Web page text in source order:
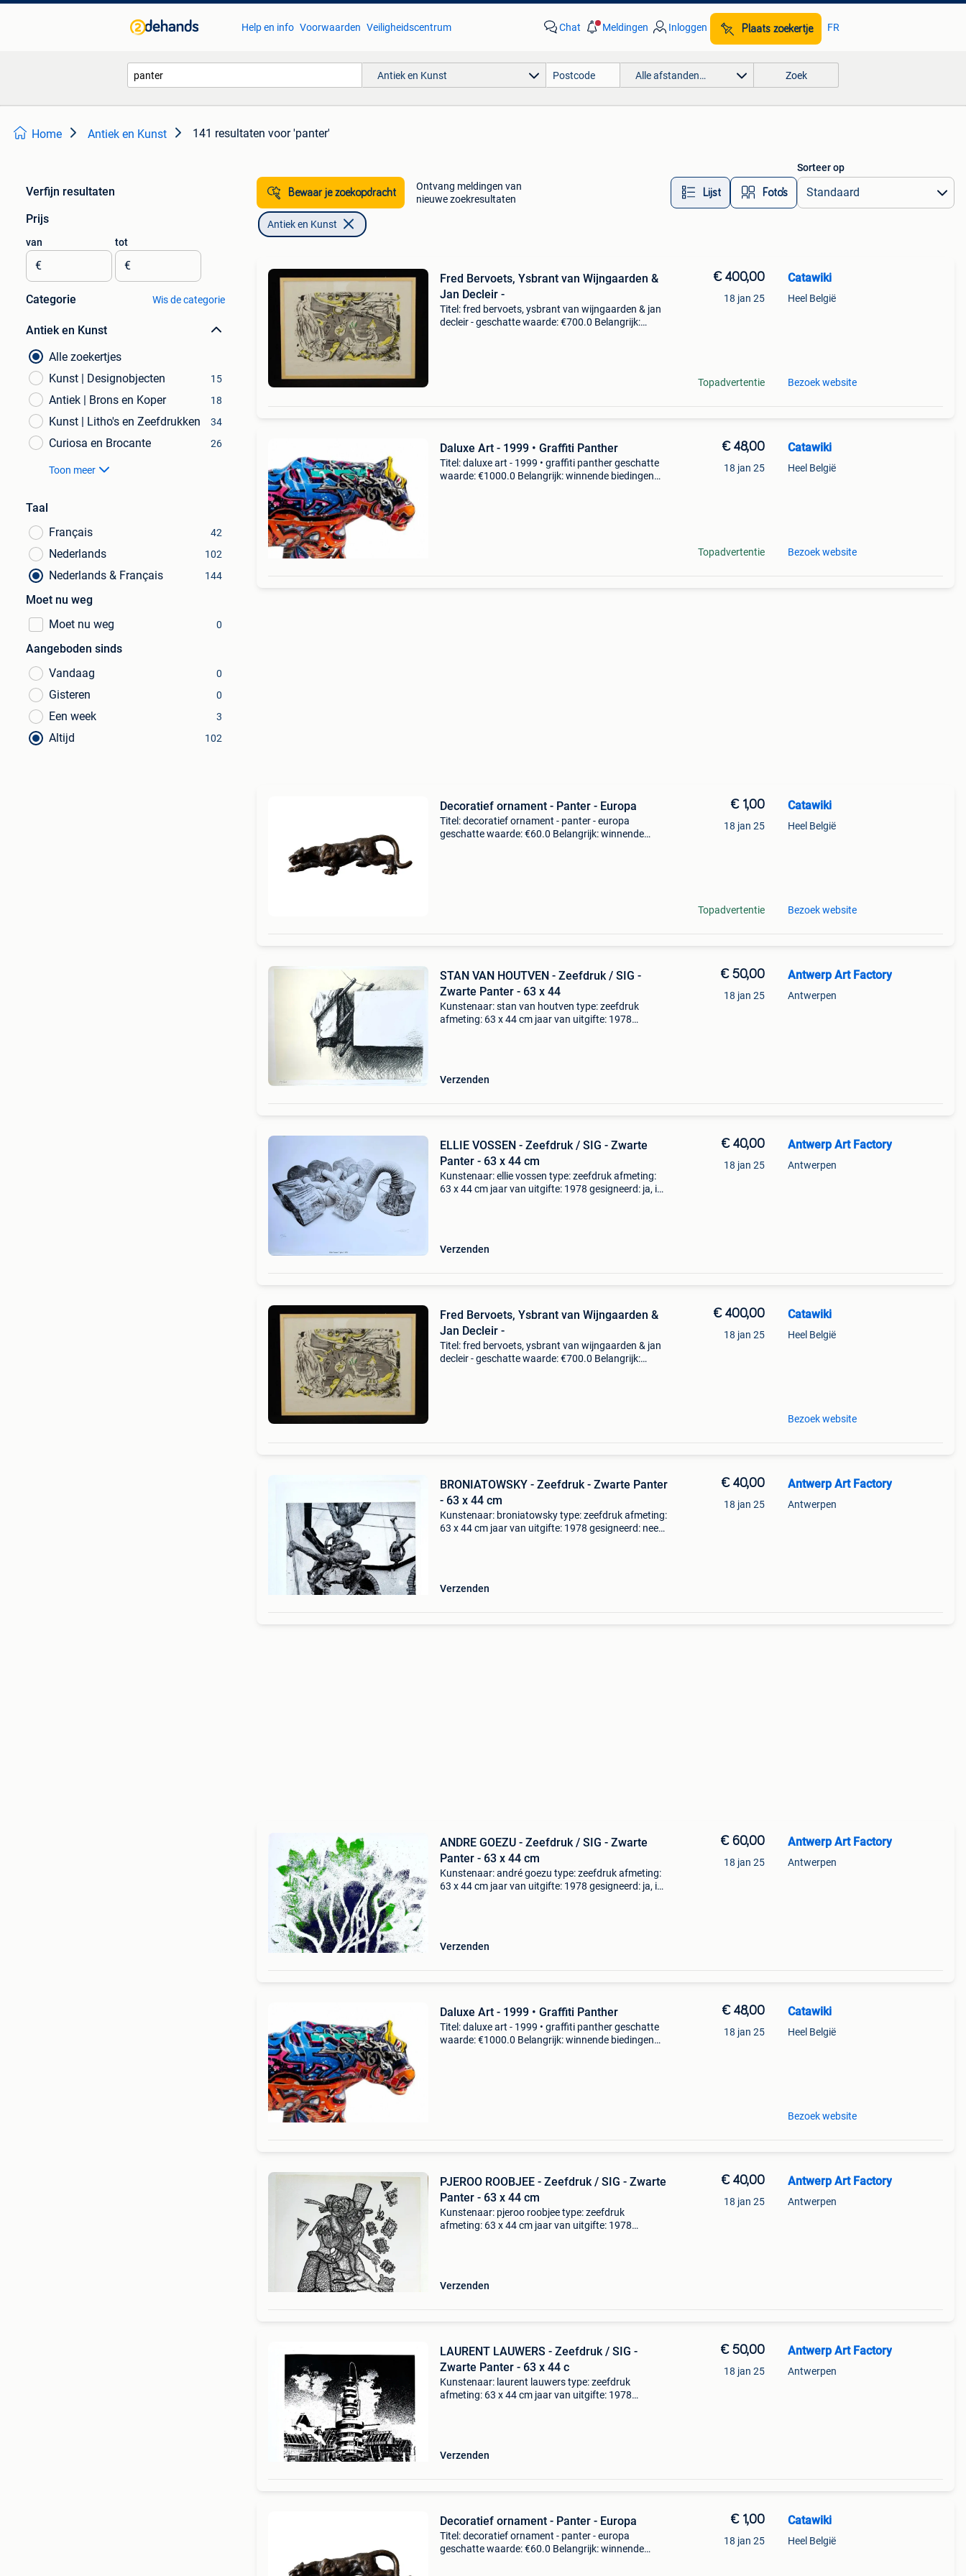
Help en info Voorwaarden Veiligheidscentrum Chat Meldingen Inloggen Plaats zoekertje FR
Antiek en Kunst Alle afstanden… Zoek
Home Antiek en Kunst 141 resultaten voor 'panter'
Verfijn resultaten
Prijs
van
€
tot
€
Categorie Wis de categorie
Antiek en Kunst
Alle zoekertjes
Kunst | Designobjecten
15
Antiek | Brons en Koper 18
Kunst | Litho's en Zeefdrukken 34
Curiosa en Brocante 26
Toon meer
Taal
Français
42
Nederlands 102
Nederlands & Français 144
Moet nu weg
Moet nu weg
0
Aangeboden sinds
Vandaag
0
Gisteren 0
Een week 3
Altijd 102
Bewaar je zoekopdracht
Ontvang meldingen van
nieuwe zoekresultaten
Lijst Foto’s
Sorteer op
Antiek en Kunst
Fred Bervoets, Ysbrant van Wijngaarden &
Jan Decleir -
Titel: fred bervoets, ysbrant van wijngaarden & jan
decleir - geschatte waarde: €700.0 Belangrijk:
€ 400,00
18 jan 25
Topadvertentie
Catawiki
Heel België
Bezoek website
Daluxe Art - 1999 • Graffiti Panther
Titel: daluxe art - 1999 • graffiti panther geschatte
waarde: €1000.0 Belangrijk: winnende biedingen
€ 48,00
18 jan 25
Topadvertentie
Catawiki
Heel België
Bezoek website
Decoratief ornament - Panter - Europa
Titel: decoratief ornament - panter - europa
geschatte waarde: €60.0 Belangrijk: winnende
€ 1,00
18 jan 25
Topadvertentie
Catawiki
Heel België
Bezoek website
STAN VAN HOUTVEN - Zeefdruk / SIG -
Zwarte Panter - 63 x 44
Kunstenaar: stan van houtven type: zeefdruk
afmeting: 63 x 44 cm jaar van uitgifte: 1978
Verzenden
€ 50,00
18 jan 25
Antwerp Art Factory
Antwerpen
ELLIE VOSSEN - Zeefdruk / SIG - Zwarte
Panter - 63 x 44 cm
Kunstenaar: ellie vossen type: zeefdruk afmeting:
63 x 44 cm jaar van uitgifte: 1978 gesigneerd: ja, in
Verzenden
€ 40,00
18 jan 25
Antwerp Art Factory
Antwerpen
Fred Bervoets, Ysbrant van Wijngaarden &
Jan Decleir -
Titel: fred bervoets, ysbrant van wijngaarden & jan
decleir - geschatte waarde: €700.0 Belangrijk:
€ 400,00
18 jan 25
Catawiki
Heel België
Bezoek website
BRONIATOWSKY - Zeefdruk - Zwarte Panter
- 63 x 44 cm
Kunstenaar: broniatowsky type: zeefdruk afmeting:
63 x 44 cm jaar van uitgifte: 1978 gesigneerd: nee
Verzenden
€ 40,00
18 jan 25
Antwerp Art Factory
Antwerpen
ANDRE GOEZU - Zeefdruk / SIG - Zwarte
Panter - 63 x 44 cm
Kunstenaar: andré goezu type: zeefdruk afmeting:
63 x 44 cm jaar van uitgifte: 1978 gesigneerd: ja, in
Verzenden
€ 60,00
18 jan 25
Antwerp Art Factory
Antwerpen
Daluxe Art - 1999 • Graffiti Panther
Titel: daluxe art - 1999 • graffiti panther geschatte
waarde: €1000.0 Belangrijk: winnende biedingen
€ 48,00
18 jan 25
Catawiki
Heel België
Bezoek website
PJEROO ROOBJEE - Zeefdruk / SIG - Zwarte
Panter - 63 x 44 cm
Kunstenaar: pjeroo roobjee type: zeefdruk
afmeting: 63 x 44 cm jaar van uitgifte: 1978
Verzenden
€ 40,00
18 jan 25
Antwerp Art Factory
Antwerpen
LAURENT LAUWERS - Zeefdruk / SIG -
Zwarte Panter - 63 x 44 c
Kunstenaar: laurent lauwers type: zeefdruk
afmeting: 63 x 44 cm jaar van uitgifte: 1978
Verzenden
€ 50,00
18 jan 25
Antwerp Art Factory
Antwerpen
Decoratief ornament - Panter - Europa
Titel: decoratief ornament - panter - europa
geschatte waarde: €60.0 Belangrijk: winnende
€ 1,00
18 jan 25
Catawiki
Heel België